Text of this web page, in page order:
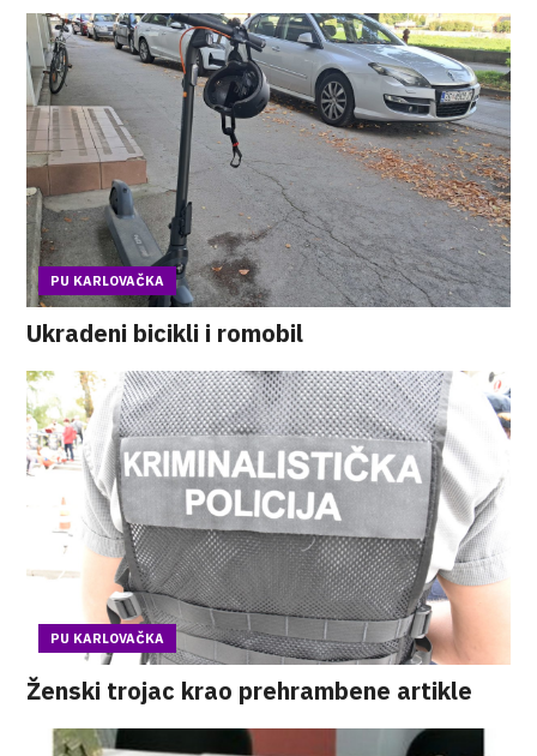
PU KARLOVAČKA
Ukradeni bicikli i romobil
PU KARLOVAČKA
Ženski trojac krao prehrambene artikle